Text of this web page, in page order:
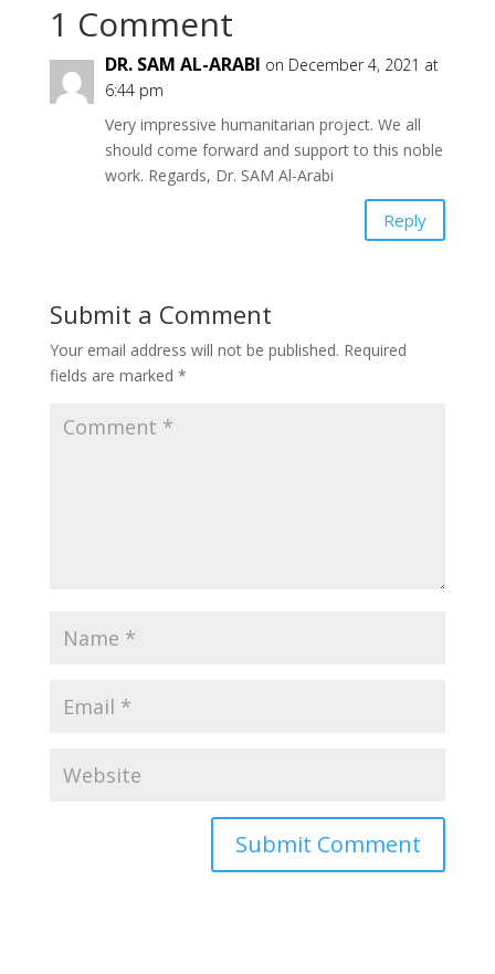
1 Comment
DR. SAM AL-ARABI on December 4, 2021 at
6:44 pm
Very impressive humanitarian project. We all
should come forward and support to this noble
work. Regards, Dr. SAM Al-Arabi
Reply
Submit a Comment
Your email address will not be published. Required
fields are marked *